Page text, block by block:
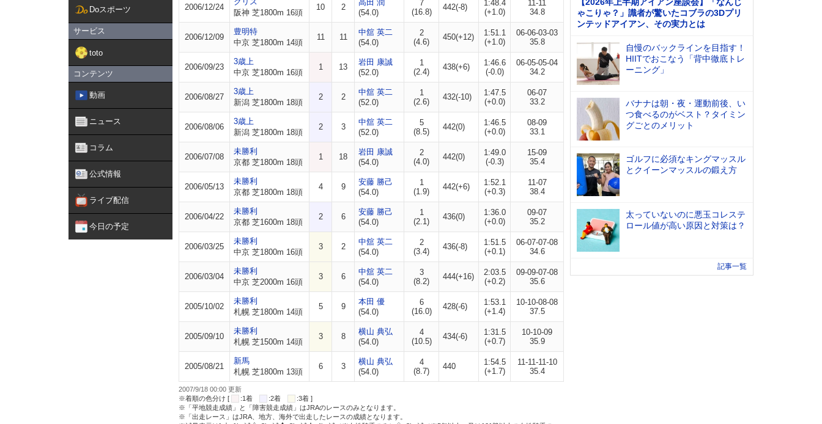
Doスポーツ
サービス
toto
コンテンツ
動画
ニュース
コラム
公式情報
ライブ配信
今日の予定
2006/12/24
阪神 芝1800m 16頭
10 2
高田 潤
(54.0)
7
(16.8)
442(-8)
1:48.4
(+1.0)
11-11
34.8
2006/12/09
豊明特
中京 芝1800m 14頭
11 11
中舘 英二
(54.0)
2
(4.6)
450(+12)
1:51.1
(+1.0)
06-06-03-03
35.8
2006/09/23
3歳上
中京 芝1800m 16頭
1 13
岩田 康誠
(52.0)
1
(2.4)
438(+6)
1:46.6
(-0.0)
06-05-05-04
34.2
2006/08/27
3歳上
新潟 芝1800m 18頭
2 2
中舘 英二
(52.0)
1
(2.6)
432(-10)
1:47.5
(+0.0)
06-07
33.2
2006/08/06
3歳上
新潟 芝1800m 18頭
2 3
中舘 英二
(52.0)
5
(8.5)
442(0)
1:46.5
(+0.0)
08-09
33.1
2006/07/08
未勝利
京都 芝1800m 18頭
1 18
岩田 康誠
(54.0)
2
(4.0)
442(0)
1:49.0
(-0.3)
15-09
35.4
2006/05/13
未勝利
京都 芝1800m 18頭
4 9
安藤 勝己
(54.0)
1
(1.9)
442(+6)
1:52.1
(+0.3)
11-07
38.4
2006/04/22
未勝利
京都 芝1600m 18頭
2 6
安藤 勝己
(54.0)
1
(2.1)
436(0)
1:36.0
(+0.0)
09-07
35.2
2006/03/25
未勝利
中京 芝1800m 16頭
3 2
中舘 英二
(54.0)
2
(3.4)
436(-8)
1:51.5
(+0.1)
06-07-07-08
34.6
2006/03/04
未勝利
中京 芝2000m 16頭
3 6
中舘 英二
(54.0)
3
(8.2)
444(+16)
2:03.5
(+0.2)
09-09-07-08
35.6
2005/10/02
未勝利
札幌 芝1800m 14頭
5 9
本田 優
(54.0)
6
(16.0)
428(-6)
1:53.1
(+1.4)
10-10-08-08
37.5
2005/09/10
未勝利
札幌 芝1500m 14頭
3 8
横山 典弘
(54.0)
4
(10.5)
434(-6)
1:31.5
(+0.7)
10-10-09
35.9
2005/08/21
新馬
札幌 芝1800m 13頭
6 3
横山 典弘
(54.0)
4
(8.7)
440
1:54.5
(+1.7)
11-11-11-10
35.4
2007/9/18 00:00 更新
※着順の色分け [
:1着 :2着
:3着 ]
※「平地競走成績」と「障害競走成績」はJRAのレースのみとなります。
※「出走レース」はJRA、地方、海外で出走したレースの成績となります。
ゃこりゃ？」識者が驚いたコブラの3Dプリ
ンテッドアイアン、その実力とは
自慢のバックラインを目指す！
HIITでおこなう「背中徹底トレ
ーニング」
バナナは朝・夜・運動前後、い
つ食べるのがベスト？タイミン
グごとのメリット
ゴルフに必須なキングマッスル
とクイーンマッスルの鍛え方
太っていないのに悪玉コレステ
ロール値が高い原因と対策は？
記事一覧